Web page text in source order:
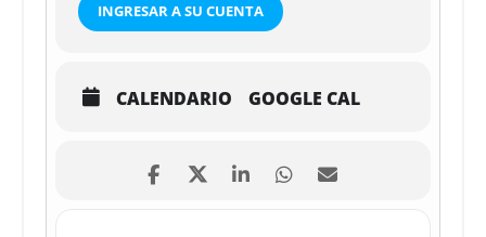
INGRESAR A SU CUENTA
CALENDARIO GOOGLE CAL